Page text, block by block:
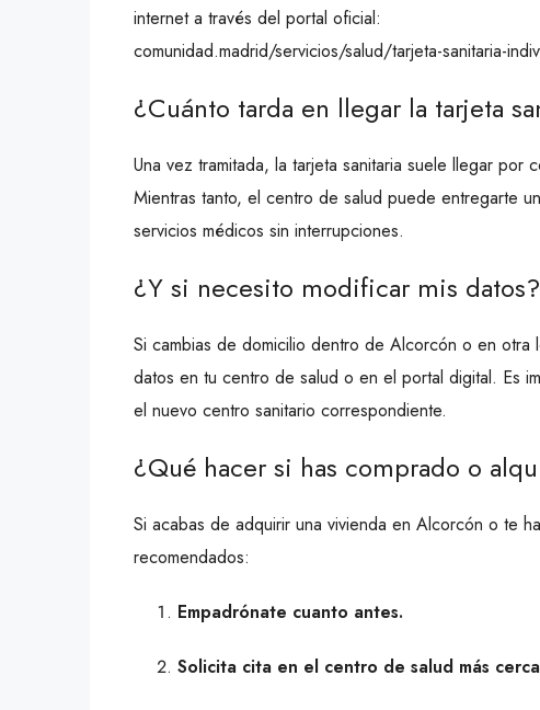
internet a través del portal oficial:
comunidad.madrid/servicios/salud/tarjeta-sanitaria-
¿Cuánto tarda en llegar la tarjeta
Una vez tramitada, la tarjeta sanitaria suele llegar por
Mientras tanto, el centro de salud puede entregarte
servicios médicos sin interrupciones.
¿Y si necesito modificar mis datos?
Si cambias de domicilio dentro de Alcorcón o en
datos en tu centro de salud o en el portal digital. Es
el nuevo centro sanitario correspondiente.
¿Qué hacer si has comprado o
Si acabas de adquirir una vivienda en Alcorcón o te
recomendados:
Empadrónate cuanto antes.
Solicita cita en el centro de salud más